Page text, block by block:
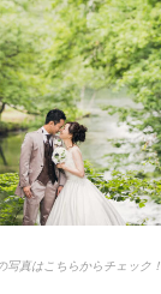
写真はこちらからチェック！